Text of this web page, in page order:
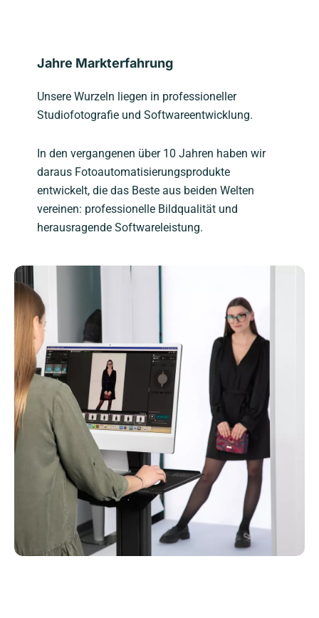
Jahre Markterfahrung
Unsere Wurzeln liegen in professioneller
Studiofotografie und Softwareentwicklung.
In den vergangenen über 10 Jahren haben wir
daraus Fotoautomatisierungsprodukte
entwickelt, die das Beste aus beiden Welten
vereinen: professionelle Bildqualität und
herausragende Softwareleistung.